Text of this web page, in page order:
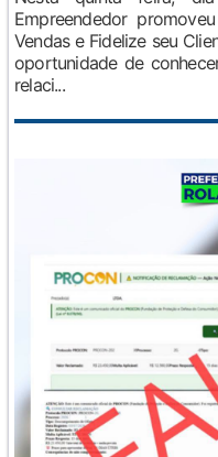
Empreendedor
Vendas e Fidelize seu
oportunidade de
relaci...